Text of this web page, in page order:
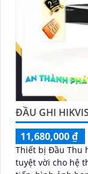
ĐẦU GHI
11,680,000 ₫
Thiết bị Đầu Thu
tuyệt vời cho hệ thống giám